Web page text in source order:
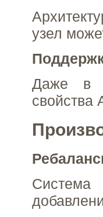
узел
Даже в
свойства